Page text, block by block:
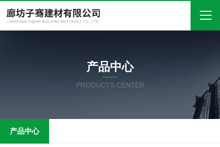
关于我们
产品中心
产品中心
PRODUCTS CENTER
产品中心